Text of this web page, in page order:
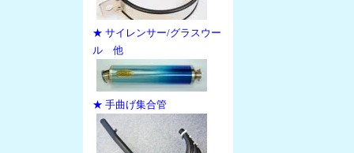
★ サイレンサー/グラスウー
ル 他
★ 手曲げ集合管